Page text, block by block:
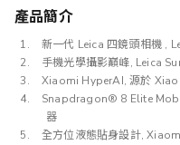
產品簡介
新一代 Leica 四鏡頭相機 ,
手機光學攝影巔峰, Leica
Xiaomi HyperAI, 源於
Snapdragon® 8 Elite
器
全方位液態貼身設計,